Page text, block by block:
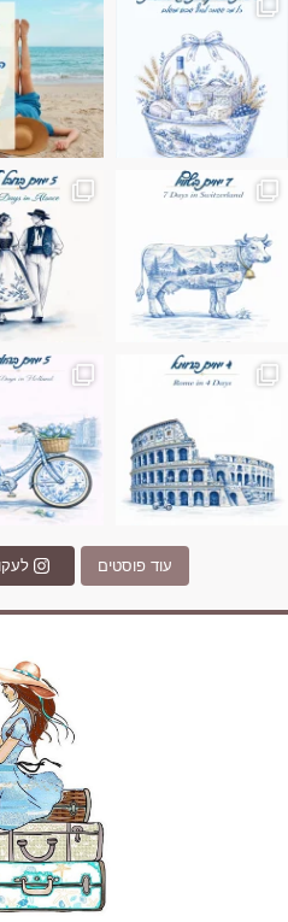
בחבל אלזס צרפת
בחופשה שבו הכל נהיה פשוט
Instagram post
post 17994326828955248
עוד פוסטים